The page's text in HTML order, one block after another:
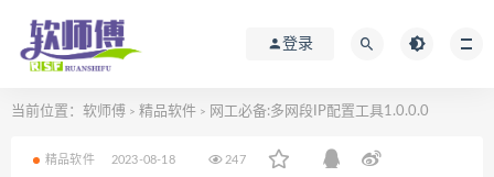
登录
当前位置： 软师傅 > 精品软件 > 网工必备:多网段IP配置工具1.0.0.0
精品软件 2023-08-18 247